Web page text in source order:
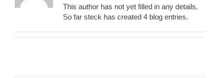
This author has not yet filled in any details.
So far steck has created 4 blog entries.